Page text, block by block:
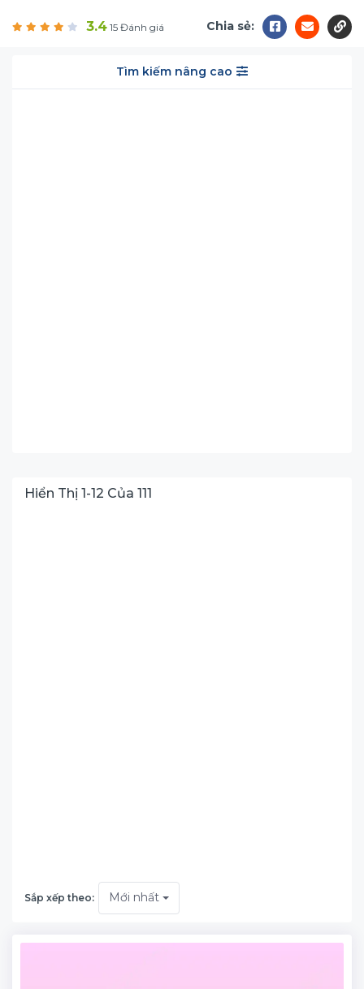
3.4 15 Đánh giá Chia sẻ:
Tìm kiếm nâng cao
Hiển Thị 1-12 Của 111
Sắp xếp theo: Mới nhất